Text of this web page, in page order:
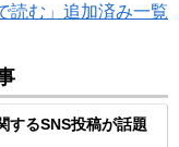
読む」追加済み一覧
するSNS投稿が話題